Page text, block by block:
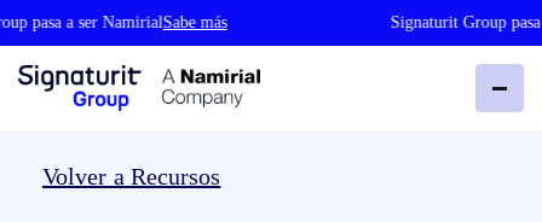
pasa a ser NamirialSabe más Signaturit Group
Volver a Recursos